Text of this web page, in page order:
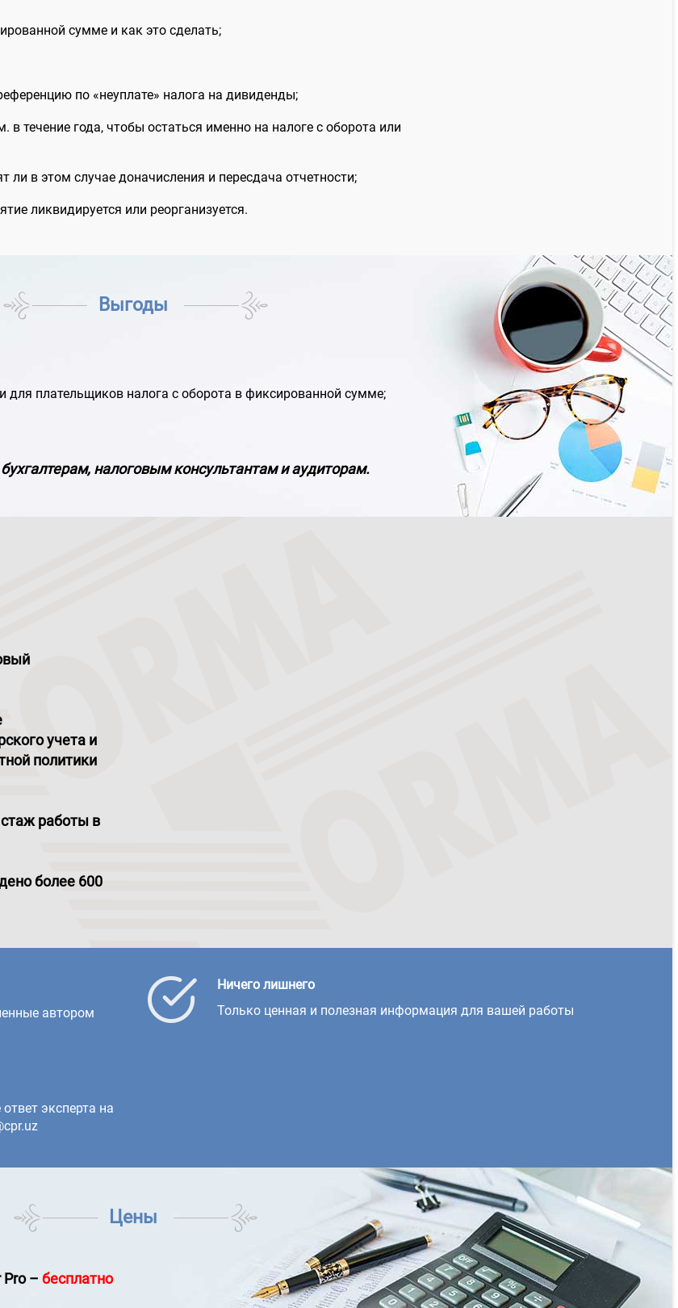
сумме и как это сделать;
по «неуплате» налога на дивиденды;
течение года, чтобы остаться именно на налоге с оборота или
ли в этом случае доначисления и пересдача отчетности;
ликвидируется или реорганизуется.
Выгоды
для плательщиков налога с оборота в фиксированной сумме;
налоговым консультантам и аудиторам.
учета и
политики
работы в
более 600
автором
Ничего лишнего
Только ценная и полезная информация для вашей работы
эксперта на
Цены
Pro– бесплатно